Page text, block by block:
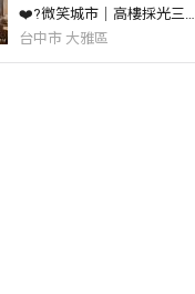
❤️‍?微笑城市｜高樓採光三房
平車
台中市 大雅區